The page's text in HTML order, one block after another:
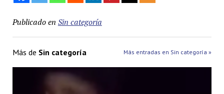
Publicado en Sin categoría
Más de Sin categoría Más entradas en Sin categoría »